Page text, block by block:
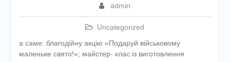
admin
Uncategorized
а саме: благодійну акцію «Подаруй військовому
маленьке свято!»; майстер- клас із виготовлення